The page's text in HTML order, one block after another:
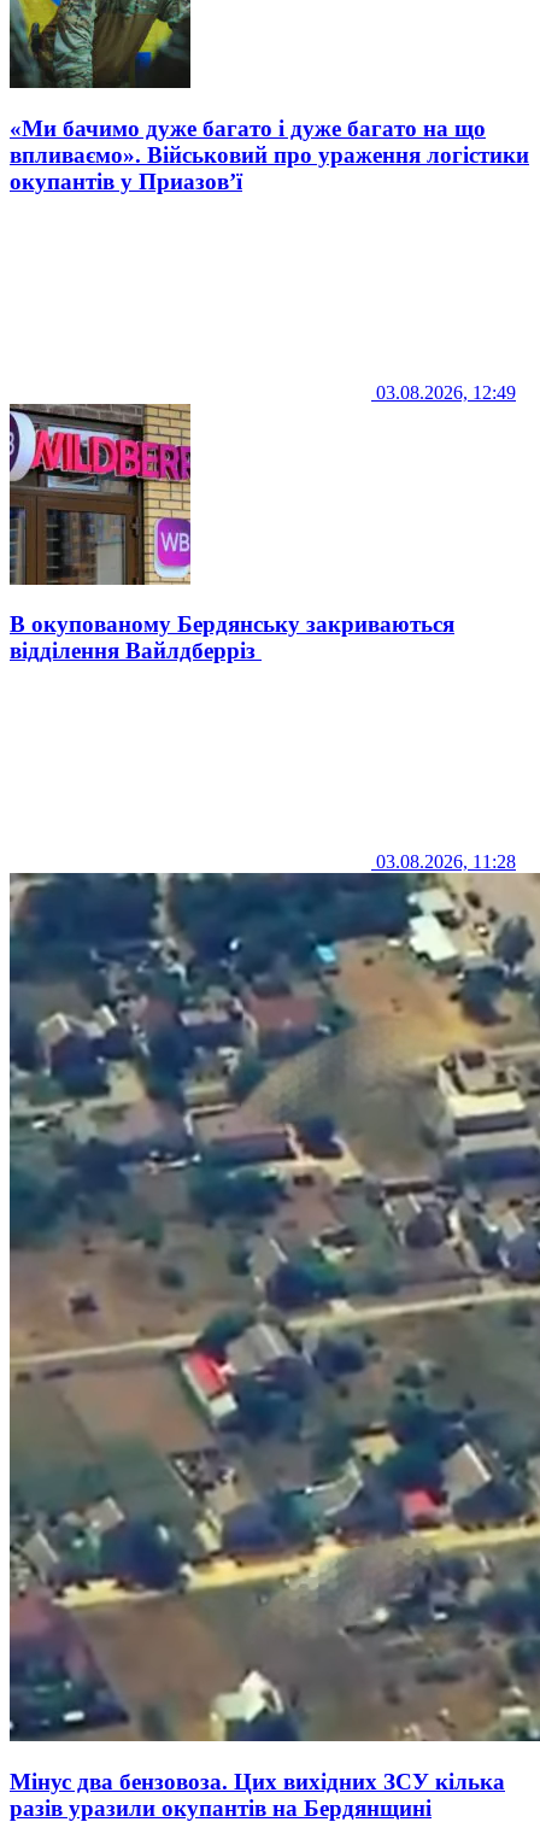
«Ми бачимо дуже багато і дуже багато на що
впливаємо». Військовий про ураження логістики
окупантів у Приазов’ї
03.08.2026, 12:49
В окупованому Бердянську закриваються
відділення Вайлдберріз
03.08.2026, 11:28
Мінус два бензовоза. Цих вихідних ЗСУ кілька
разів уразили окупантів на Бердянщині